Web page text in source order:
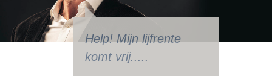
Help! Mijn lijfrente
komt vrij.....